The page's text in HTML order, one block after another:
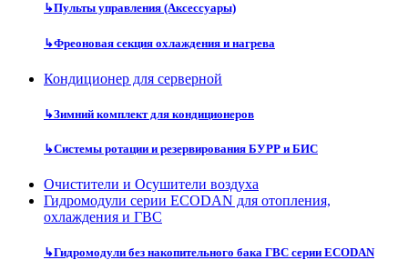
↳Пульты управления (Аксессуары)
↳Фреоновая секция охлаждения и нагрева
Кондиционер для серверной
↳Зимний комплект для кондиционеров
↳Системы ротации и резервирования БУРР и БИС
Очистители и Осушители воздуха
Гидромодули серии ECODAN для отопления,
охлаждения и ГВС
↳Гидромодули без накопительного бака ГВС серии ECODAN